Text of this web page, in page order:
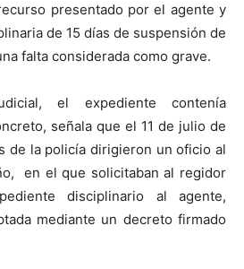
presentado por el agente y
de 15 días de suspensión de
falta considerada como grave.
el expediente contenía
señala que el 11 de julio de
de la policía dirigieron un oficio al
en el que solicitaban al regidor
disciplinario al agente,
mediante un decreto firmado